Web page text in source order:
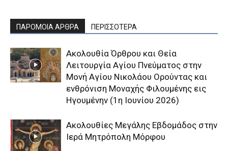
ΠΑΡΟΜΟΙΑ ΑΡΘΡΑ ΠΕΡΙΣΣΟΤΕΡΑ
Aκολουθία Όρθρου και Θεία
Λειτουργία Αγίου Πνεύματος στην
Μονή Αγίου Νικολάου Ορούντας και
ενθρόνιση Μοναχής Φιλουμένης εις
Ηγουμένην (1η Ιουνίου 2026)
Ακολουθίες Μεγάλης Εβδομάδος στην
Ιερά Μητρόπολη Μόρφου